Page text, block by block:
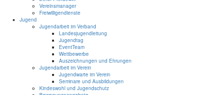
Vereinsmanager
Freiwilligendienste
Jugend
Jugendarbeit im Verband
Landesjugendleitung
Jugendtag
EventTeam
Wettbewerbe
Auszeichnungen und Ehrungen
Jugendarbeit im Verein
Jugendwarte im Verein
Seminare und Ausbildungen
Kindeswohl und Jugendschutz